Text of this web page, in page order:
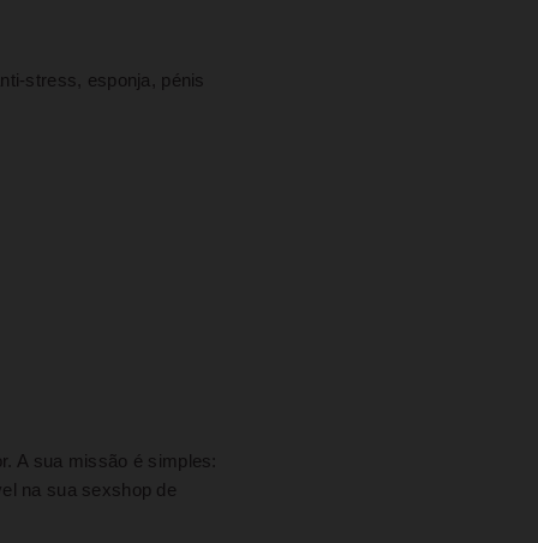
stress, esponja, pénis
A sua missão é simples:
na sua sexshop de